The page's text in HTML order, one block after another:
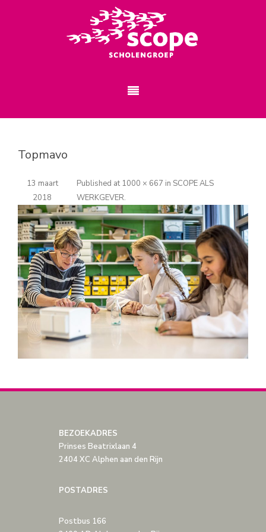
Topmavo
Published
13 maart
2018
at 1000 × 667 in SCOPE ALS
WERKGEVER.
BEZOEKADRES
Prinses Beatrixlaan 4
2404 XC Alphen aan den Rijn
POSTADRES
Postbus 166